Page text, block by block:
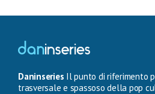
Daninseries Il punto di riferimento
trasversale e spassoso della pop